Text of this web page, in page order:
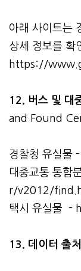
아래 사이트는
상세 정보를 확
https://
12. 버스 및 대
and Found
경찰청 유실물 -
대중교통 통합
r/v2012/
택시 유실물 -
13. 데이터 출처